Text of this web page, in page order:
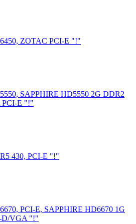
ZOTAC PCI-E "!"
SAPPHIRE HD5550 2G DDR2
E "!"
430, PCI-E "!"
PCI-E, SAPPHIRE HD6670 1G
D/VGA "!"